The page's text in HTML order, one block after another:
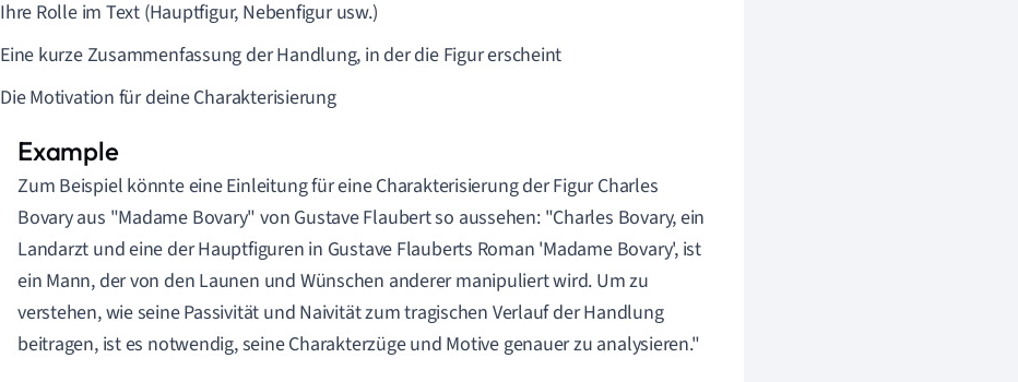
Ihre Rolle im Text (Hauptfigur, Nebenfigur usw.)
Eine kurze Zusammenfassung der Handlung, in der die Figur erscheint
Die Motivation für deine Charakterisierung
Zum Beispiel könnte eine Einleitung für eine Charakterisierung der Figur Charles
Bovary aus "Madame Bovary" von Gustave Flaubert so aussehen: "Charles Bovary, ein
Landarzt und eine der Hauptfiguren in Gustave Flauberts Roman 'Madame Bovary', ist
ein Mann, der von den Launen und Wünschen anderer manipuliert wird. Um zu
verstehen, wie seine Passivität und Naivität zum tragischen Verlauf der Handlung
beitragen, ist es notwendig, seine Charakterzüge und Motive genauer zu analysieren."